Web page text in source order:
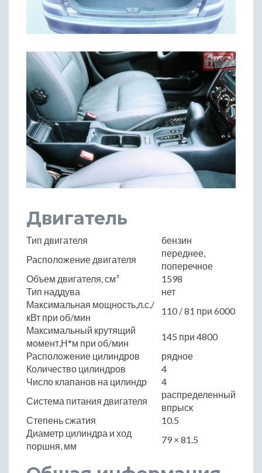
Двигатель
Тип двигателя
бензин
Расположение двигателя
переднее,
поперечное
Объем двигателя, см³
1598
Тип наддува
нет
Максимальная мощность,л.с./
кВт при об/мин
110 / 81 при 6000
Максимальный крутящий
момент,Н*м при об/мин
145 при 4800
Расположение цилиндров
рядное
Количество цилиндров
4
Число клапанов на цилиндр
4
Система питания двигателя
распределенный
впрыск
Степень сжатия
10.5
Диаметр цилиндра и ход
поршня, мм
79 × 81.5